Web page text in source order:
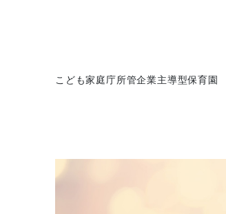
こども家庭庁所管企業主導型保育園